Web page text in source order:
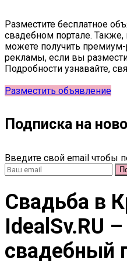
Разместите бесплатное
свадебном портале.
можете получить
рекламы, если вы
Подробности узнавайте,
Разместить объявление
Подписка на
Введите свой email чтобы
Свадьба в
IdealSv.RU
свадебный